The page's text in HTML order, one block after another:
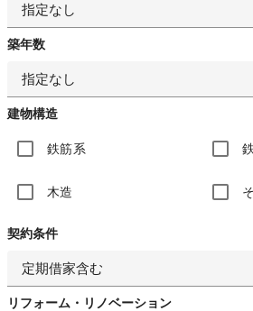
指定なし
築年数
指定なし
建物構造
鉄筋系
木造
契約条件
定期借家含む
リフォーム・リノベーション